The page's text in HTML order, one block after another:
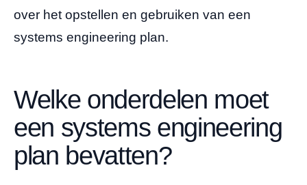
over het opstellen en gebruiken van een
systems engineering plan.
Welke onderdelen moet
een systems engineering
plan bevatten?